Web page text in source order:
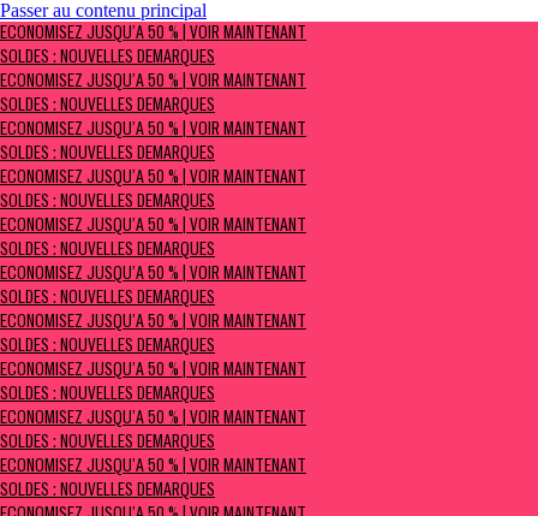
Passer au contenu principal
ÉCONOMISEZ JUSQU’À 50 % | Voir maintenant
Soldes : NOUVELLES DÉMARQUES
ÉCONOMISEZ JUSQU’À 50 % | VOIR MAINTENANT
SOLDES : NOUVELLES DÉMARQUES
ÉCONOMISEZ JUSQU’À 50 % | VOIR MAINTENANT
SOLDES : NOUVELLES DÉMARQUES
ÉCONOMISEZ JUSQU’À 50 % | VOIR MAINTENANT
SOLDES : NOUVELLES DÉMARQUES
ÉCONOMISEZ JUSQU’À 50 % | VOIR MAINTENANT
SOLDES : NOUVELLES DÉMARQUES
ÉCONOMISEZ JUSQU’À 50 % | VOIR MAINTENANT
SOLDES : NOUVELLES DÉMARQUES
ÉCONOMISEZ JUSQU’À 50 % | VOIR MAINTENANT
SOLDES : NOUVELLES DÉMARQUES
ÉCONOMISEZ JUSQU’À 50 % | VOIR MAINTENANT
SOLDES : NOUVELLES DÉMARQUES
ÉCONOMISEZ JUSQU’À 50 % | VOIR MAINTENANT
SOLDES : NOUVELLES DÉMARQUES
ÉCONOMISEZ JUSQU’À 50 % | VOIR MAINTENANT
SOLDES : NOUVELLES DÉMARQUES
ÉCONOMISEZ JUSQU’À 50 % | VOIR MAINTENANT
SOLDES : NOUVELLES DÉMARQUES